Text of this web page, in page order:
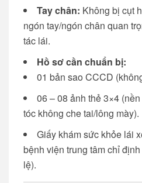
Tay chân: Không bị cụt
ngón tay/ngón chân quan
tác lái.
Hồ sơ cần chuẩn bị:
01 bản sao CCCD
06 – 08 ảnh thẻ 3×4
tóc không che tai/lông mày).
Giấy khám sức khỏe lái
bệnh viện trung tâm chỉ
lệ).